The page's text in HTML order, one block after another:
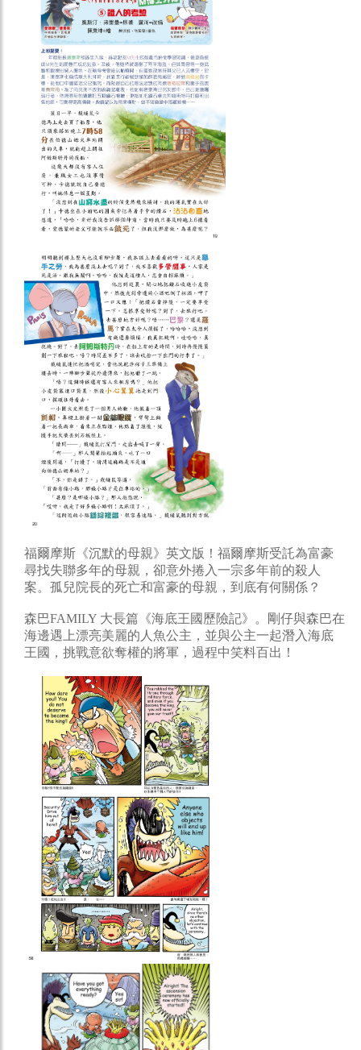
福爾摩斯《沉默的母親》英文版！福爾摩斯受託為富豪
尋找失聯多年的母親，卻意外捲入一宗多年前的殺人
案。孤兒院長的死亡和富豪的母親，到底有何關係？
森巴FAMILY 大長篇《海底王國歷險記》。剛仔與森巴在
海邊遇上漂亮美麗的人魚公主，並與公主一起潛入海底
王國，挑戰意欲奪權的將軍，過程中笑料百出！